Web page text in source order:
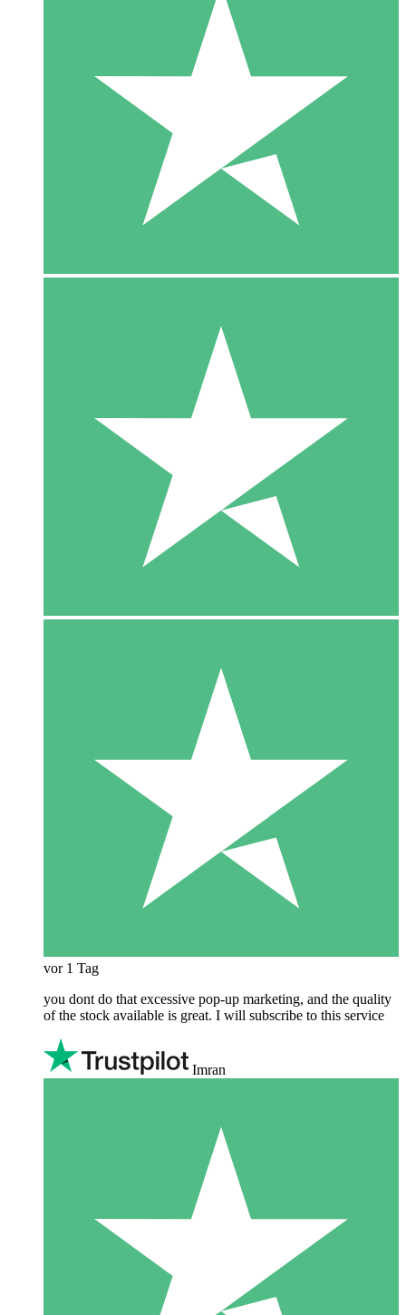
vor 1 Tag
you dont do that excessive pop-up marketing, and the quality
of the stock available is great. I will subscribe to this service
Imran